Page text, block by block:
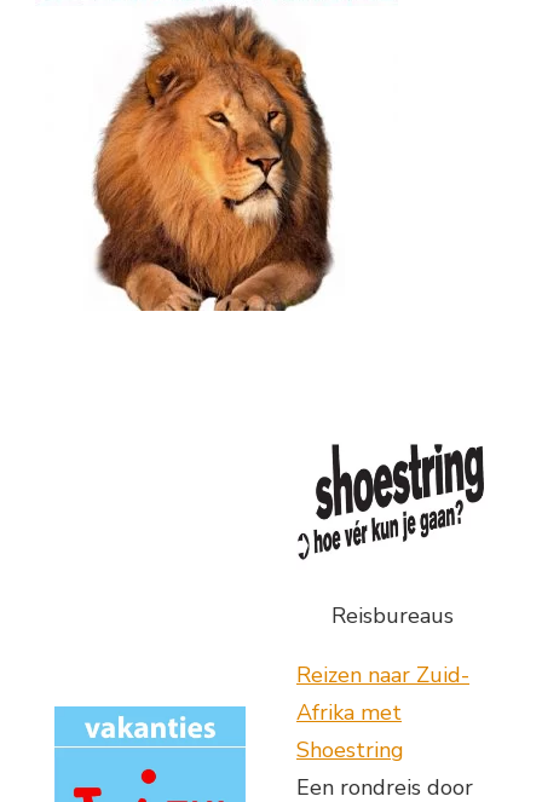
Reisbureaus
Reizen naar Zuid-
Afrika met
Shoestring
Een rondreis door